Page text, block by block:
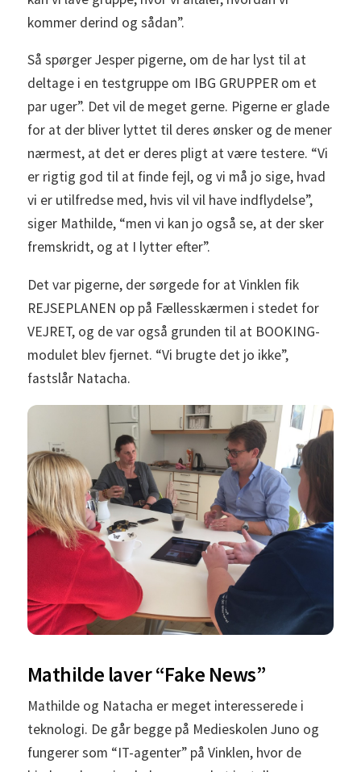
kommer derind og sådan”.
Så spørger Jesper pigerne, om de har lyst til at
deltage i en testgruppe om IBG GRUPPER om et
par uger”. Det vil de meget gerne. Pigerne er glade
for at der bliver lyttet til deres ønsker og de mener
nærmest, at det er deres pligt at være testere. “Vi
er rigtig god til at finde fejl, og vi må jo sige, hvad
vi er utilfredse med, hvis vil vil have indflydelse”,
siger Mathilde, “men vi kan jo også se, at der sker
fremskridt, og at I lytter efter”.
Det var pigerne, der sørgede for at Vinklen fik
REJSEPLANEN op på Fællesskærmen i stedet for
VEJRET, og de var også grunden til at BOOKING-
modulet blev fjernet. “Vi brugte det jo ikke”,
fastslår Natacha.
Mathilde laver “Fake News”
Mathilde og Natacha er meget interesserede i
teknologi. De går begge på Medieskolen Juno og
fungerer som “IT-agenter” på Vinklen, hvor de